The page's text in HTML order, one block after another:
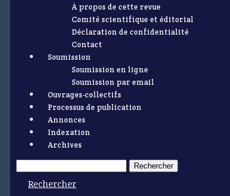
À propos de cette revue
Comité scientifique et éditorial
Déclaration de confidentialité
Contact
Soumission
Soumission en ligne
Soumission par email
Ouvrages-collectifs
Processus de publication
Annonces
Indexation
Archives
Rechercher
Rechercher